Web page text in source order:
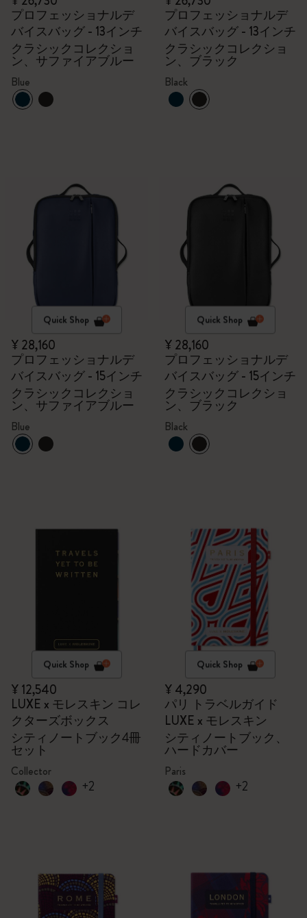
プロフェッショナルデ
バイスバッグ - 13インチ
クラシックコレクショ
ン、サファイアブルー
Blue
プロフェッショナルデ
バイスバッグ - 13インチ
クラシックコレクショ
ン、ブラック
Black
Quick Shop
¥ 28,160
プロフェッショナルデ
バイスバッグ - 15インチ
クラシックコレクショ
ン、サファイアブルー
Blue
Quick Shop
¥ 28,160
プロフェッショナルデ
バイスバッグ - 15インチ
クラシックコレクショ
ン、ブラック
Black
Quick Shop
¥ 12,540
LUXE x モレスキン コレ
クターズボックス
シティノートブック4冊
セット
Collector
+2
Quick Shop
¥ 4,290
パリ トラベルガイド
LUXE x モレスキン
シティノートブック、
ハードカバー
Paris
+2